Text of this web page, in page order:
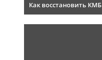
Как восстановить